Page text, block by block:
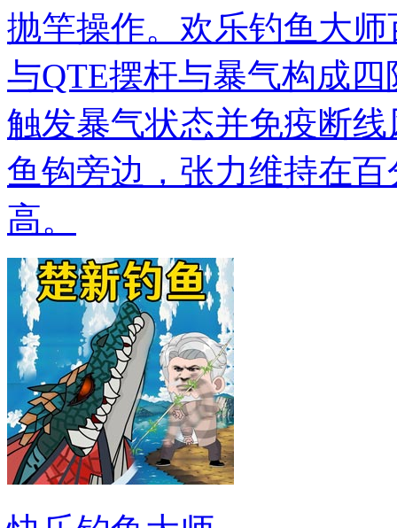
抛竿操作。欢乐钓鱼大
与QTE摆杆与暴气构成
触发暴气状态并免疫断
鱼钩旁边，张力维持在
高。